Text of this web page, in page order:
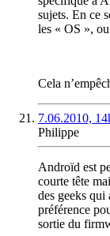
sujets. En ce
les « OS »,
Cela
7.06.2010,
Philippe
Androïd est
courte tête
des geeks qui
préférence
sortie du